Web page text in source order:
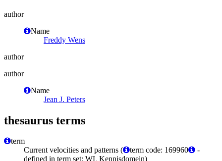
author
Name
Freddy Wens
author
author
Name
Jean J. Peters
thesaurus terms
term
Current velocities and patterns (
term code: 169960
-
defined in term set: WL Kennisdomein)